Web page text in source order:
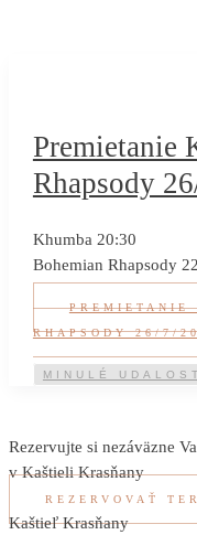
Premietanie
Rhapsody
Khumba 20:30
Bohemian Rhapsody
PREMIETANIE
RHAPSODY 26/7/
MINULÉ
Rezervujte si nezáväzne
v Kaštieli Krasňany
REZERVOVAŤ
Kaštieľ Krasňany